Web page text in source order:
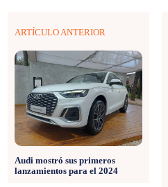
ARTÍCULO ANTERIOR
Audi mostró sus primeros
lanzamientos para el 2024